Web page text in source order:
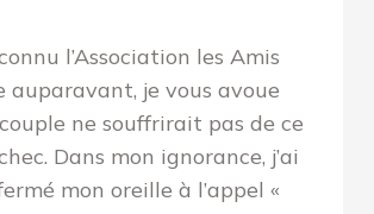
l’Association les Amis
auparavant, je vous avoue
ne souffrirait pas de ce
Dans mon ignorance, j’ai
mon oreille à l’appel «